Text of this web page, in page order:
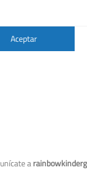
Aceptar
a